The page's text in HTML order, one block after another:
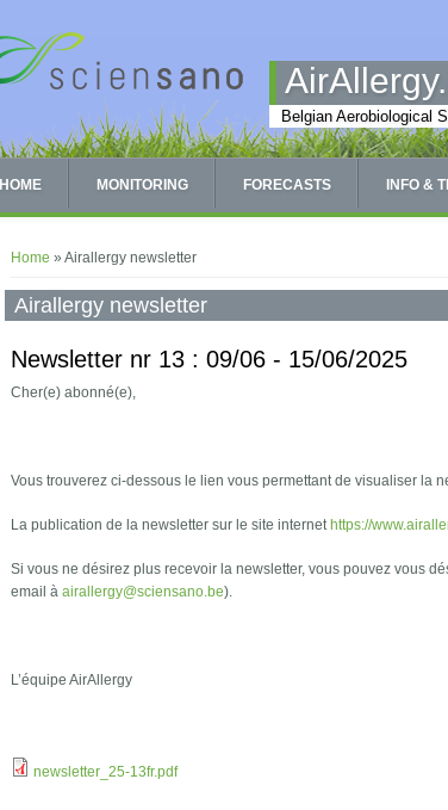
Belgian Aerobiological
HOME MONITORING FORECASTS INFO &
You are here
Home » Airallergy newsletter
Airallergy newsletter
Newsletter nr 13 : 09/06 - 15/06/2025
Cher(e) abonné(e),
Vous trouverez ci-dessous le lien vous permettant de visualiser la
La publication de la newsletter sur le site internet https://
Si vous ne désirez plus recevoir la newsletter, vous pouvez vous
email àairallergy@sciensano.be).
L’équipe AirAllergy
newsletter_25-13fr.pdf